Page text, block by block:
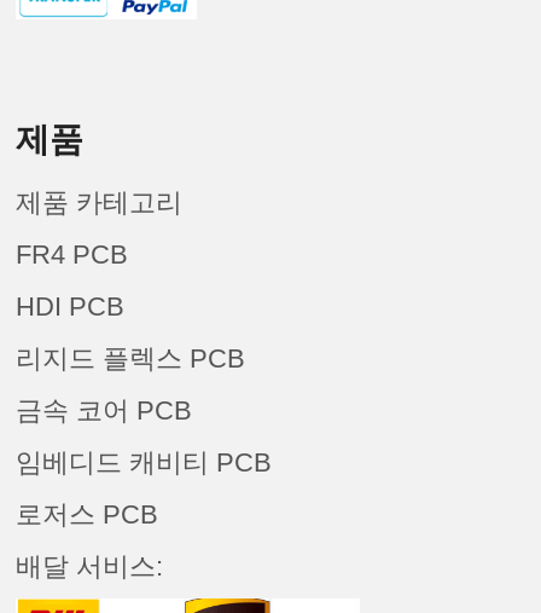
제품
제품 카테고리
FR4 PCB
HDI PCB
리지드 플렉스 PCB
금속 코어 PCB
임베디드 캐비티 PCB
로저스 PCB
배달 서비스: